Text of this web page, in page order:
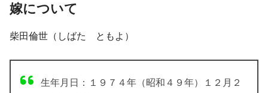
嫁について
柴田倫世（しばた ともよ）
生年月日：１９７４年（昭和４９年）１２月２